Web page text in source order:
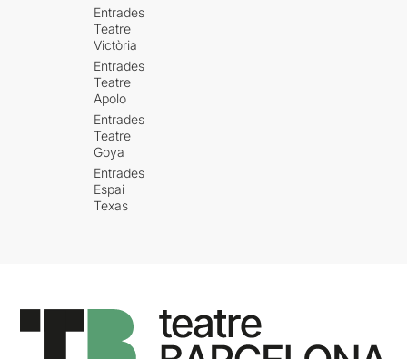
Entrades
Teatre
Victòria
Entrades
Teatre
Apolo
Entrades
Teatre
Goya
Entrades
Espai
Texas